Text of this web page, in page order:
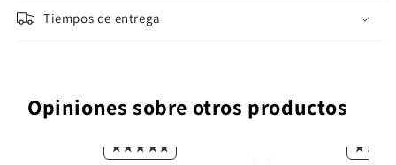
Tiempos de entrega
Opiniones sobre otros productos